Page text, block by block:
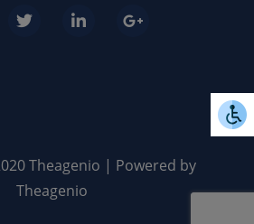
Theagenio | Powered by
Theagenio